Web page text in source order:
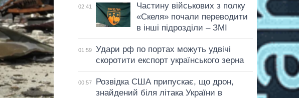
02:41
Частину військових з полку
«Скеля» почали переводити
в інші підрозділи – ЗМІ
01:59
Удари рф по портах можуть удвічі
скоротити експорт українського зерна
00:57
Розвідка США припускає, що дрон,
знайдений біля літака України в